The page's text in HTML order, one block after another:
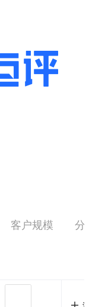
客户规模 分